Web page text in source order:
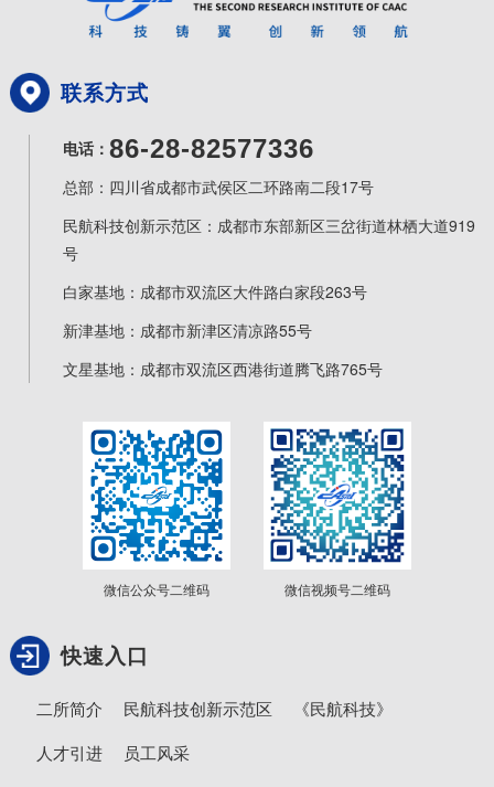
联系方式
电话： 86-28-82577336
总部：四川省成都市武侯区二环路南二段17号
民航科技创新示范区：成都市东部新区三岔街道林栖大道919
号
白家基地：成都市双流区大件路白家段263号
新津基地：成都市新津区清凉路55号
文星基地：成都市双流区西港街道腾飞路765号
微信公众号二维码 微信视频号二维码
快速入口
二所简介 民航科技创新示范区
《民航科技》
人才引进
员工风采